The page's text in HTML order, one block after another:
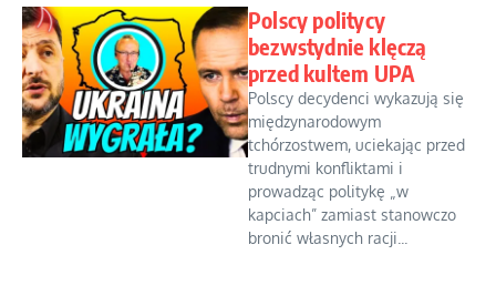
Polscy politycy
bezwstydnie klęczą
przed kultem UPA
Polscy decydenci wykazują się
międzynarodowym
tchórzostwem, uciekając przed
trudnymi konfliktami i
prowadząc politykę „w
kapciach” zamiast stanowczo
bronić własnych racji...